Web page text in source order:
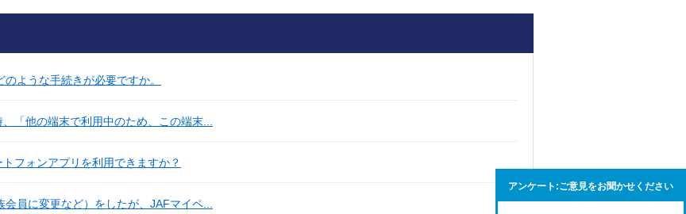
ような手続きが必要ですか。
「他の端末で利用中のため、この端末...
フォンアプリを利用できますか？
員に変更など）をしたが、JAFマイペ...
アンケート:ご意見をお聞かせください